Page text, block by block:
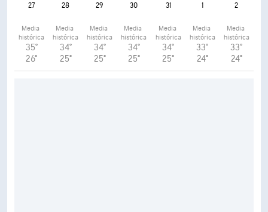
27
Media
histórica
35°
26°
28
Media
histórica
34°
25°
29
Media
histórica
34°
25°
30
Media
histórica
34°
25°
31
Media
histórica
34°
25°
1
Media
histórica
33°
24°
2
Media
histórica
33°
24°